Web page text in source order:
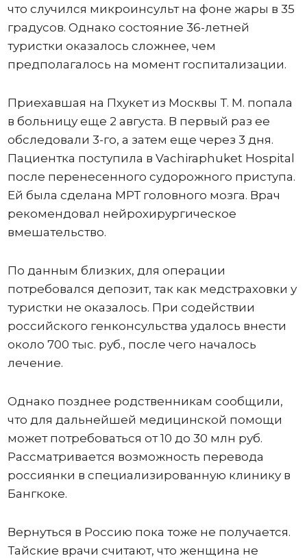
что случился микроинсульт на фоне жары в 35
градусов. Однако состояние 36-летней
туристки оказалось сложнее, чем
предполагалось на момент госпитализации.
Приехавшая на Пхукет из Москвы Т. М. попала
в больницу еще 2 августа. В первый раз ее
обследовали 3-го, а затем еще через 3 дня.
Пациентка поступила в Vachiraphuket Hospital
после перенесенного судорожного приступа.
Ей была сделана МРТ головного мозга. Врач
рекомендовал нейрохирургическое
вмешательство.
По данным близких, для операции
потребовался депозит, так как медстраховки у
туристки не оказалось. При содействии
российского генконсульства удалось внести
около 700 тыс. руб., после чего началось
лечение.
Однако позднее родственникам сообщили,
что для дальнейшей медицинской помощи
может потребоваться от 10 до 30 млн руб.
Рассматривается возможность перевода
россиянки в специализированную клинику в
Бангкоке.
Вернуться в Россию пока тоже не получается.
Тайские врачи считают, что женщина не